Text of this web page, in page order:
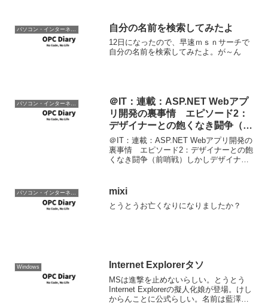
るん...
自分の名前を検索してみたよ
12日になったので、早速ｍｓｎサーチで
自分の名前を検索してみたよ。が～ん
＠IT：連載：ASP.NET Webアプ
リ開発の裏事情 エピソード2：
デザイナーとの飽くなき闘争（前
哨戦）
＠IT：連載：ASP.NET Webアプリ開発の
裏事情 エピソード2：デザイナーとの飽
くなき闘争（前哨戦）しかしデザイナー
のだ。彼らの頭の中にはキャンバスが内
mixi
とうとうお亡くなりになりましたか？
Windows Internet Explorerタソ
MSは進撃を止めないらしい。とうとう
Internet Explorerの擬人化娘が登場。けし
からんことに公式らしい。名前は藍澤